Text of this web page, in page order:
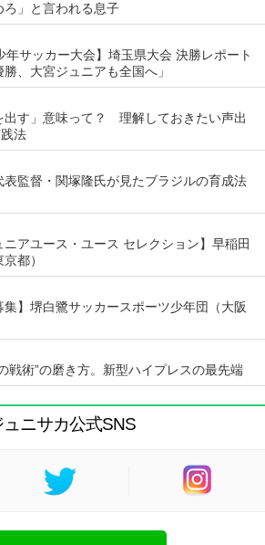
ろ」と言われる息子
年サッカー大会】埼玉県大会 決勝レポート
勝、大宮ジュニアも全国へ」
出す」意味って？ 理解しておきたい声出
法
表監督・関塚隆氏が見たブラジルの育成法
ニアユース・ユース セレクション】早稲田
都）
集】堺白鷺サッカースポーツ少年団（大阪
戦術”の磨き方。新型ハイプレスの最先端
ュニサカ公式SNS